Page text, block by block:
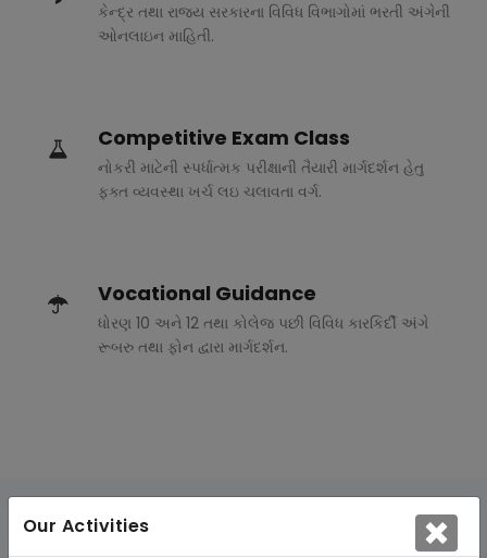
Our Activities
કેન્દ્ર તથા રાજ્ય સરકારના વિવિધ વિભાગોમાં ભરતી અંગેની
ઓનલાઇન માહિતી.
Competitive Exam Class
નોકરી માટેની સ્પર્ધાત્મક પરીક્ષાની તૈયારી માર્ગદર્શન હેતુ
ફક્ત વ્યવસ્થા ખર્ચ લઇ ચલાવતા વર્ગ.
Vocational Guidance
ધોરણ 10 અને 12 તથા કોલેજ પછી વિવિધ કારકિર્દી અંગે
રૂબરુ તથા ફોન દ્વારા માર્ગદર્શન.